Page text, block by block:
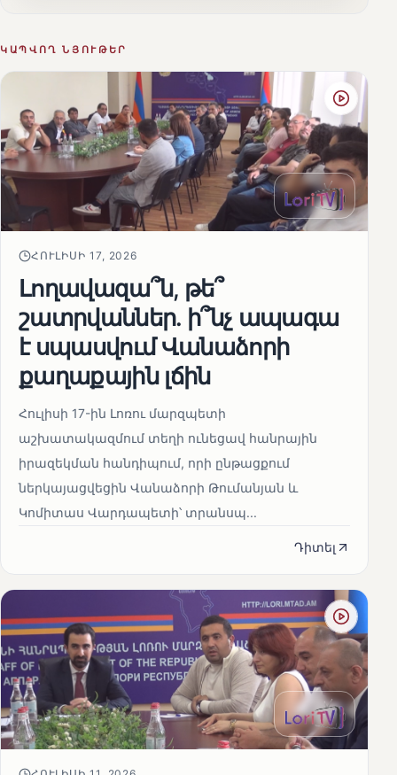
ԿԱՊՎՈՂ ՆՅՈՒԹԵՐ
ՀՈՒԼԻՍԻ 17, 2026
Լողավազա՞ն, թե՞
շատրվաններ. ի՞նչ ապագա
է սպասվում Վանաձորի
քաղաքային լճին
Հուլիսի 17-ին Լոռու մարզպետի
աշխատակազմում տեղի ունեցավ հանրային
իրազեկման հանդիպում, որի ընթացքում
ներկայացվեցին Վանաձորի Թումանյան և
Կոմիտաս Վարդապետի՝ տրանսպ...
Դիտել